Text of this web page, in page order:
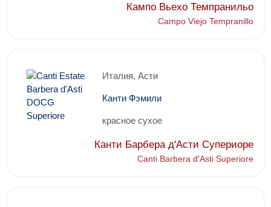
Кампо Вьехо Темпранильо
Campo Viejo Tempranillo
Италия, Асти
Канти Фэмили
красное сухое
Канти Барбера д'Асти Супериоре
Canti Barbera d'Asti Superiore